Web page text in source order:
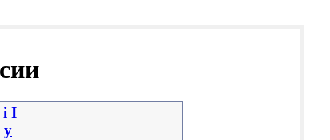
i І
у